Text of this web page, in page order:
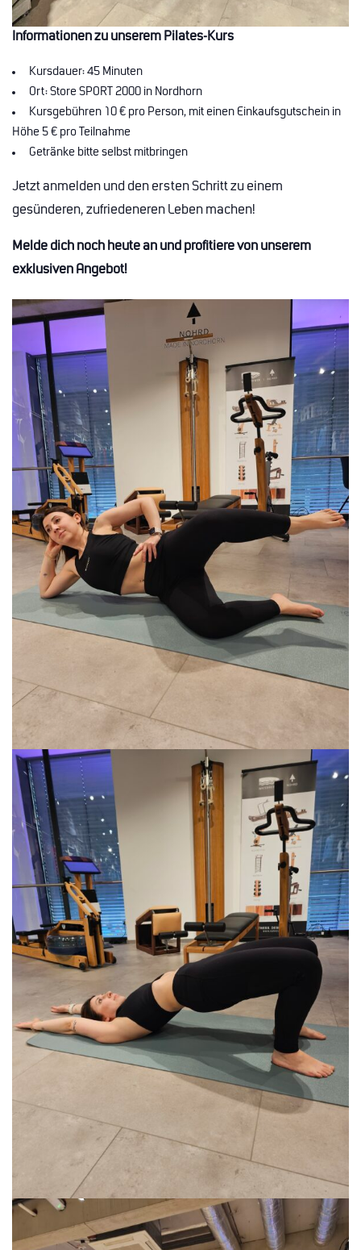
Informationen zu unserem Pilates-Kurs
Kursdauer: 45 Minuten
Ort: Store SPORT 2000 in Nordhorn
Kursgebühren 10 € pro Person, mit einen Einkaufsgutschein in
Höhe 5 € pro Teilnahme
Getränke bitte selbst mitbringen
Jetzt anmelden und den ersten Schritt zu einem
gesünderen, zufriedeneren Leben machen!
Melde dich noch heute an und profitiere von unserem
exklusiven Angebot!